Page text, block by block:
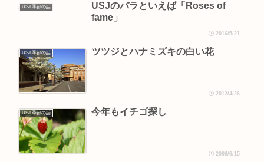
USJ 季節の話
USJのバラといえば「Roses of
fame」
2016/5/21
USJ 季節の話 ツツジとハナミズキの白い花
2012/4/26
USJ 季節の話 今年もイチゴ探し
2008/6/15